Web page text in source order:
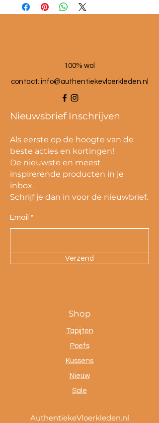
100% wol
contact: info@authentiekevloerkleden.nl
Nieuwsbrief Inschrijven
Als eerste op de hoogte van de
beste acties en kortingen!
De nieuwste en meest
inspirerende producten in je
inbox.
Schrijf je dan in voor de nieuwbrief.
Email
Verzend
Shop
Tapijten
Poefs
Kussens
Nieuw
Sale
AuthentiekeVloerkleden.nl